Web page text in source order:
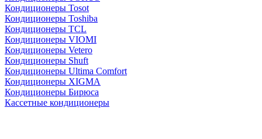
Кондиционеры Tosot
Кондиционеры Toshiba
Кондиционеры TCL
Кондиционеры VIOMI
Кондиционеры Vetero
Кондиционеры Shuft
Кондиционеры Ultima Comfort
Кондиционеры XIGMA
Кондиционеры Бирюса
Кассетные кондиционеры